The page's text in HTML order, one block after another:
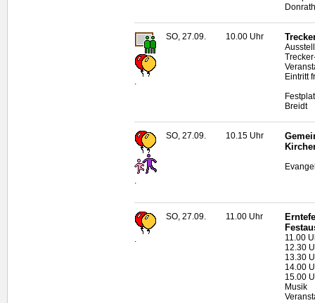
Donrath
.
SO, 27.09. 10.00 Uhr
Eintritt
Breidt
SO, 27.09. 10.15 Uhr
.
SO, 27.09. 11.00 Uhr
11.00
12.30
13.30
14.00
15.00
Musik